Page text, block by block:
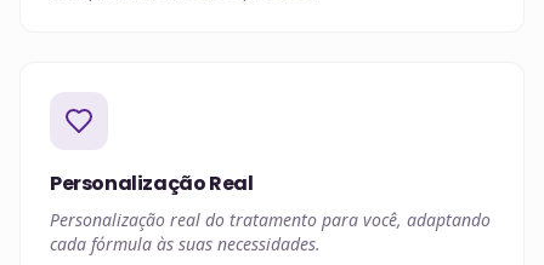
Personalização Real
Personalização real do tratamento para você, adaptando
cada fórmula às suas necessidades.